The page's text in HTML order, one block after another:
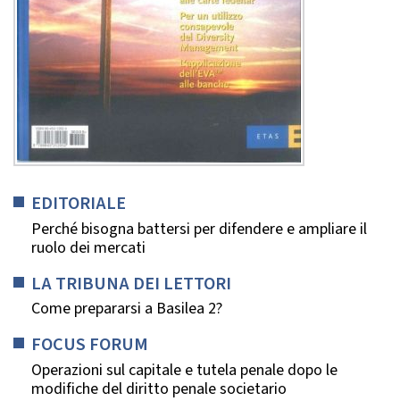
EDITORIALE
Perché bisogna battersi per difendere e ampliare il
ruolo dei mercati
LA TRIBUNA DEI LETTORI
Come prepararsi a Basilea 2?
FOCUS FORUM
Operazioni sul capitale e tutela penale dopo le
modifiche del diritto penale societario